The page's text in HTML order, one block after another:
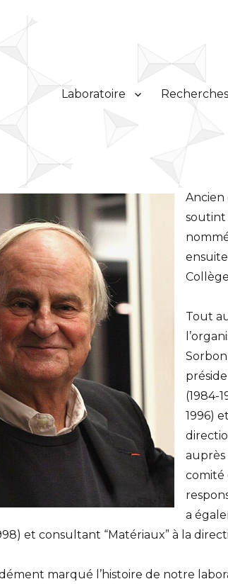
Laboratoire Recherches
Ancien
soutint
Tout
(1984-
1996)
auprès
comité
a
et consultant “Matériaux” à la
marqué l’histoire de notre